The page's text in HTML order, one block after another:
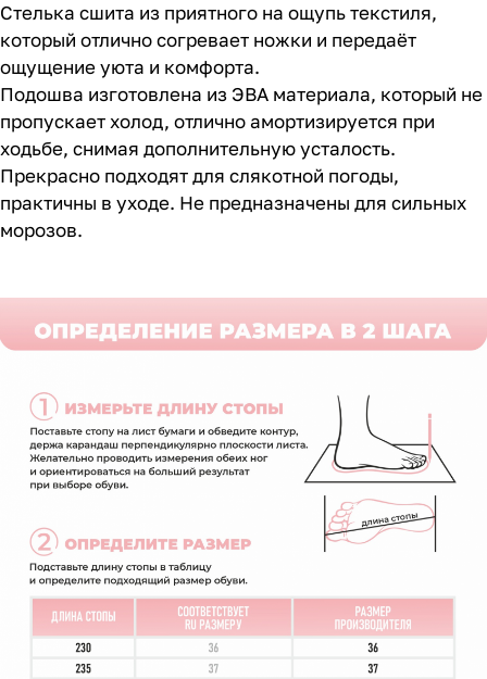
Стелька сшита из приятного на ощупь текстиля,
который отлично согревает ножки и передаёт
ощущение уюта и комфорта.
Подошва изготовлена из ЭВА материала, который не
пропускает холод, отлично амортизируется при
ходьбе, снимая дополнительную усталость.
Прекрасно подходят для слякотной погоды,
практичны в уходе. Не предназначены для сильных
морозов.